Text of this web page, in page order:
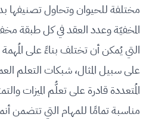
مختلفة للحيوان وتحاول تصنيفها
المخفيّة وعدد العقد في كل طبقة
التي يُمكن أن تختلف بناءً على المُهمة
على سبيل المثال، شبكات التعلم
المُتعددة قادرة على تعلُّم الميزات
مناسبة تمامًا للمهام التي تتضمن